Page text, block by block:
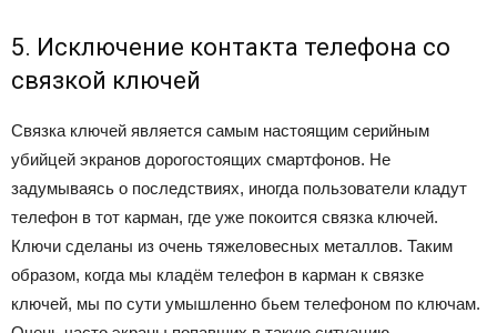
5. Исключение контакта телефона со
связкой ключей
Связка ключей является самым настоящим серийным
убийцей экранов дорогостоящих смартфонов. Не
задумываясь о последствиях, иногда пользователи кладут
телефон в тот карман, где уже покоится связка ключей.
Ключи сделаны из очень тяжеловесных металлов. Таким
образом, когда мы кладём телефон в карман к связке
ключей, мы по сути умышленно бьем телефоном по ключам.